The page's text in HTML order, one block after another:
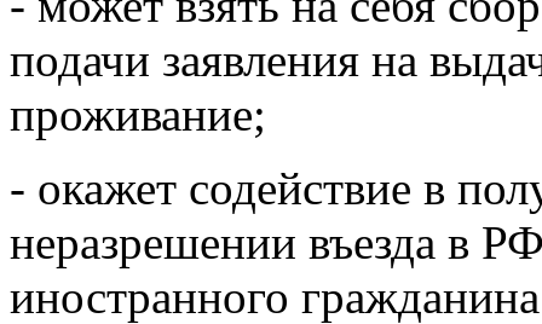
подачи заявления на
проживание;
- окажет содействие в
неразрешении въезда в
иностранного